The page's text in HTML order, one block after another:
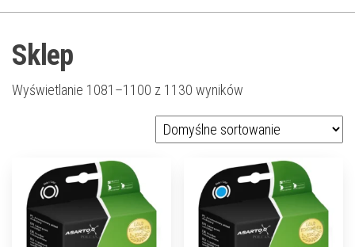
Sklep
Wyświetlanie 1081–1100 z 1130 wyników